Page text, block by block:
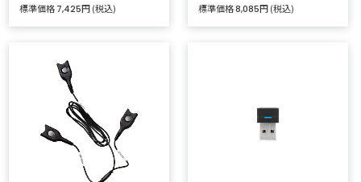
標準価格7,425円 (税込) 標準価格8,085円 (税込)